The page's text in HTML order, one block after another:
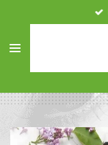
naar
hoofdinhoud